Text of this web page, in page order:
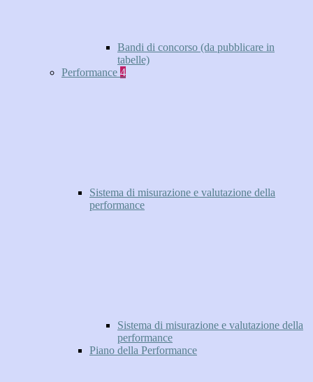
Bandi di concorso (da pubblicare in
tabelle)
Performance 4
Sistema di misurazione e valutazione della
performance
Sistema di misurazione e valutazione della
performance
Piano della Performance